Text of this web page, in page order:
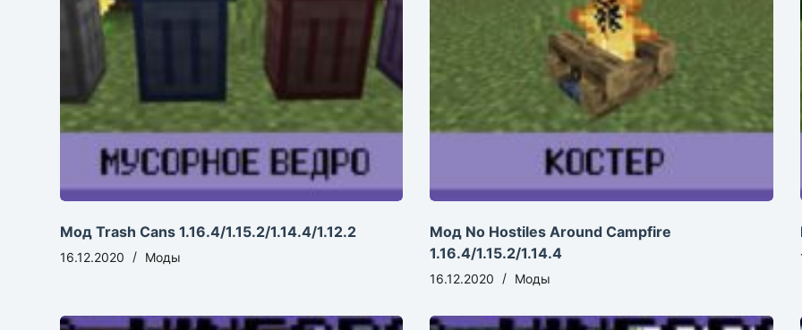
Мод Trash Cans 1.16.4/1.15.2/1.14.4/1.12.2
16.12.2020 Моды
Мод No Hostiles Around Campfire
1.16.4/1.15.2/1.14.4
16.12.2020 Моды